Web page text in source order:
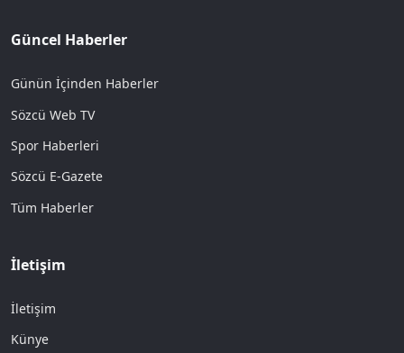
Güncel Haberler
Günün İçinden Haberler
Sözcü Web TV
Spor Haberleri
Sözcü E-Gazete
Tüm Haberler
İletişim
İletişim
Künye